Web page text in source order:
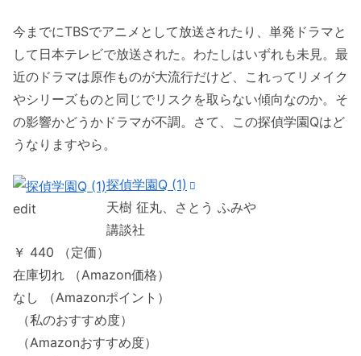
今までにTBSでアニメとして放送されたり、単発ドラマと
して日本テレビで放送された。わたしはいずれも未見。最
近のドラマは原作ものが大流行だけど、これってリメイク
やシリーズものと同じでリスクを取らない傾向なのか。そ
の影響かどうかドラマが不調。さて、この探偵学園Qはど
うなりますやら。
edit
探偵学園Q (1)
天樹 征丸、さとう ふみや
講談社
￥ 440 （定価）
在庫切れ （Amazon価格）
なし （Amazonポイント）
（私のおすすめ度）
（Amazonおすすめ度）